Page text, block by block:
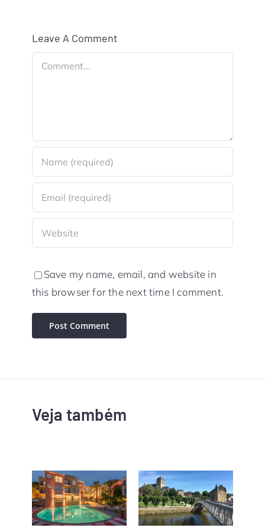
Leave A Comment
Comment
Save my name, email, and website in
this browser for the next time I comment.
Veja também